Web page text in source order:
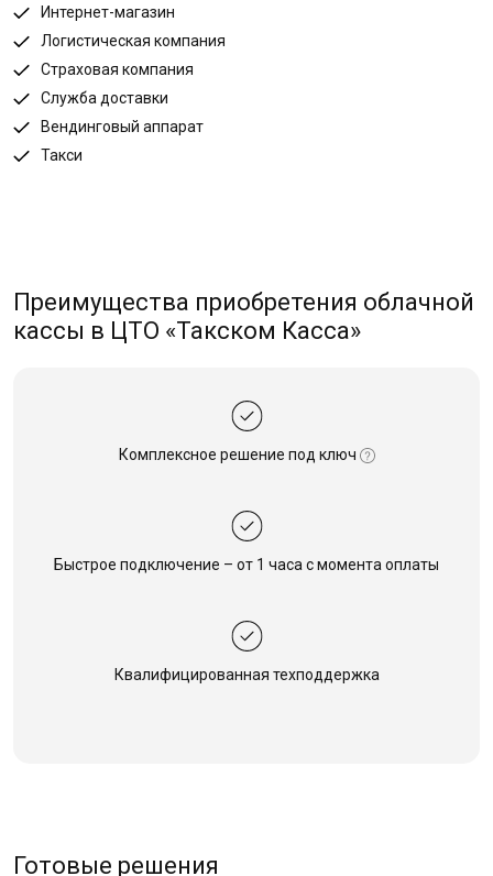
Интернет-магазин
Логистическая компания
Страховая компания
Служба доставки
Вендинговый аппарат
Такси
Преимущества приобретения облачной
кассы в ЦТО «Такском Касса»
Комплексное решение под ключ
Быстрое подключение – от 1 часа с момента оплаты
Квалифицированная техподдержка
Готовые решения